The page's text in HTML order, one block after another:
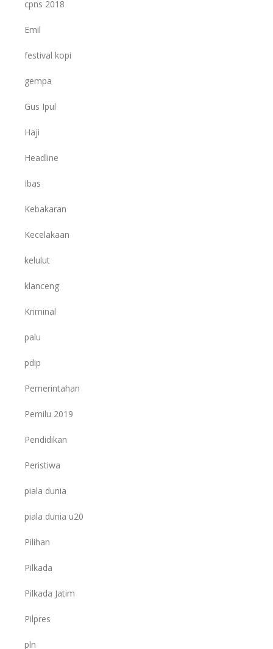
cpns 2018
Emil
festival kopi
gempa
Gus Ipul
Haji
Headline
Ibas
Kebakaran
Kecelakaan
kelulut
klanceng
Kriminal
palu
pdip
Pemerintahan
Pemilu 2019
Pendidikan
Peristiwa
piala dunia
piala dunia u20
Pilihan
Pilkada
Pilkada Jatim
Pilpres
pln